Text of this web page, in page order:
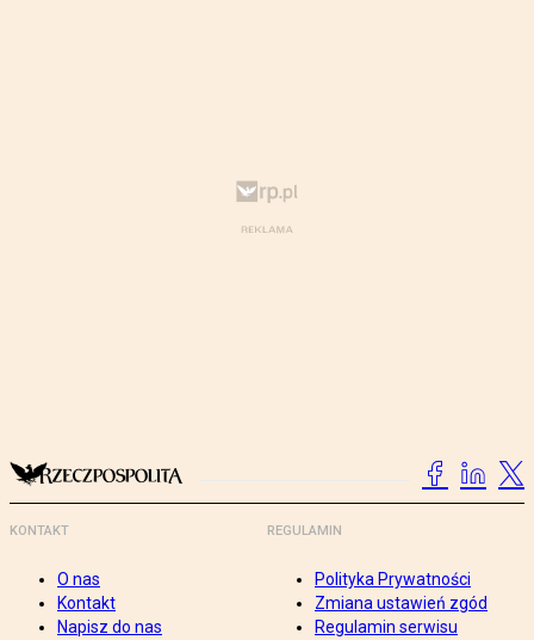
KONTAKT
O nas
Kontakt
Napisz do nas
REGULAMIN
Polityka Prywatności
Zmiana ustawień zgód
Regulamin serwisu